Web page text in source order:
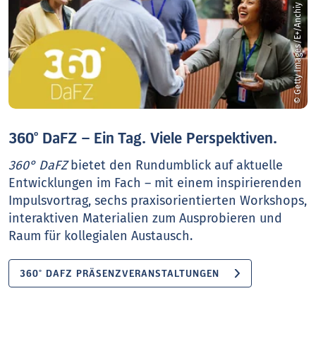
© Getty Images/E+/Anchiy
360° DaFZ – Ein Tag. Viele Perspektiven.
360° DaFZbietet den Rundumblick auf aktuelle
Entwicklungen im Fach – mit einem inspirierenden
Impulsvortrag, sechs praxisorientierten Workshops,
interaktiven Materialien zum Ausprobieren und
Raum für kollegialen Austausch.
360° DAFZ PRÄSENZVERANSTALTUNGEN